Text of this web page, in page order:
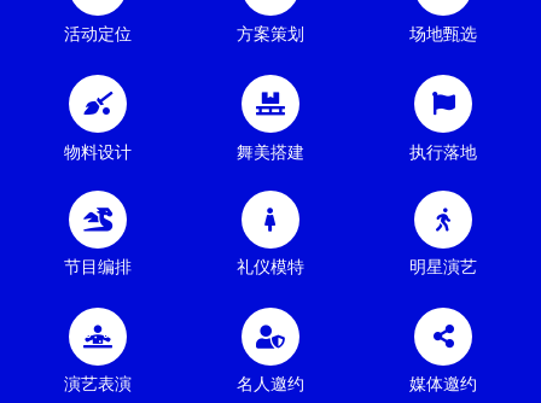
活动定位 方案策划 场地甄选
物料设计 舞美搭建 执行落地
节目编排 礼仪模特 明星演艺
演艺表演 名人邀约 媒体邀约